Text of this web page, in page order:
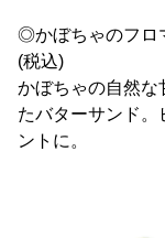
◎かぼちゃのフロ
(税込)
かぼちゃの自然な
たバターサンド。
ントに。